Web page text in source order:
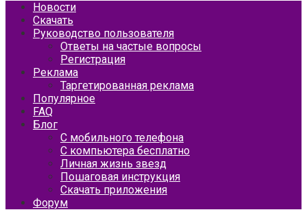
Новости
Скачать
Руководство пользователя
Ответы на частые вопросы
Регистрация
Реклама
Таргетированная реклама
Популярное
FAQ
Блог
С мобильного телефона
С компьютера бесплатно
Личная жизнь звезд
Пошаговая инструкция
Скачать приложения
Форум